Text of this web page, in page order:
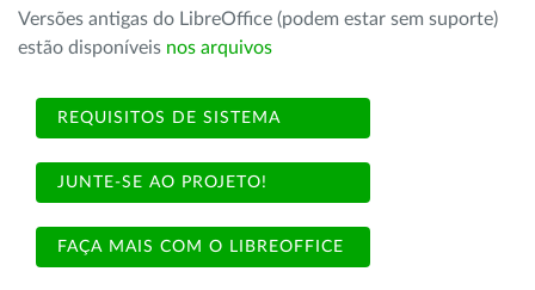
Versões antigas do LibreOffice (podem estar sem suporte)
estão disponíveis nos arquivos
REQUISITOS DE SISTEMA
JUNTE-SE AO PROJETO!
FAÇA MAIS COM O LIBREOFFICE